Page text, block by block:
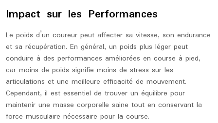
Impact sur les Performances
Le poids d’un coureur peut affecter sa vitesse, son endurance
et sa récupération. En général, un poids plus léger peut
conduire à des performances améliorées en course à pied,
car moins de poids signifie moins de stress sur les
articulations et une meilleure efficacité de mouvement.
Cependant, il est essentiel de trouver un équilibre pour
maintenir une masse corporelle saine tout en conservant la
force musculaire nécessaire pour la course.